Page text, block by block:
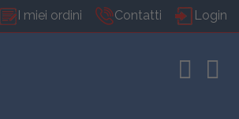
I miei ordini Contatti Login